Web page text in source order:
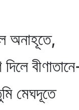
অনাহূতে,
মেঘদূতে